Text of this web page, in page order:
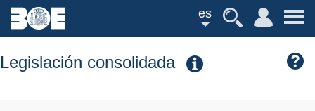
es
Legislación consolidada